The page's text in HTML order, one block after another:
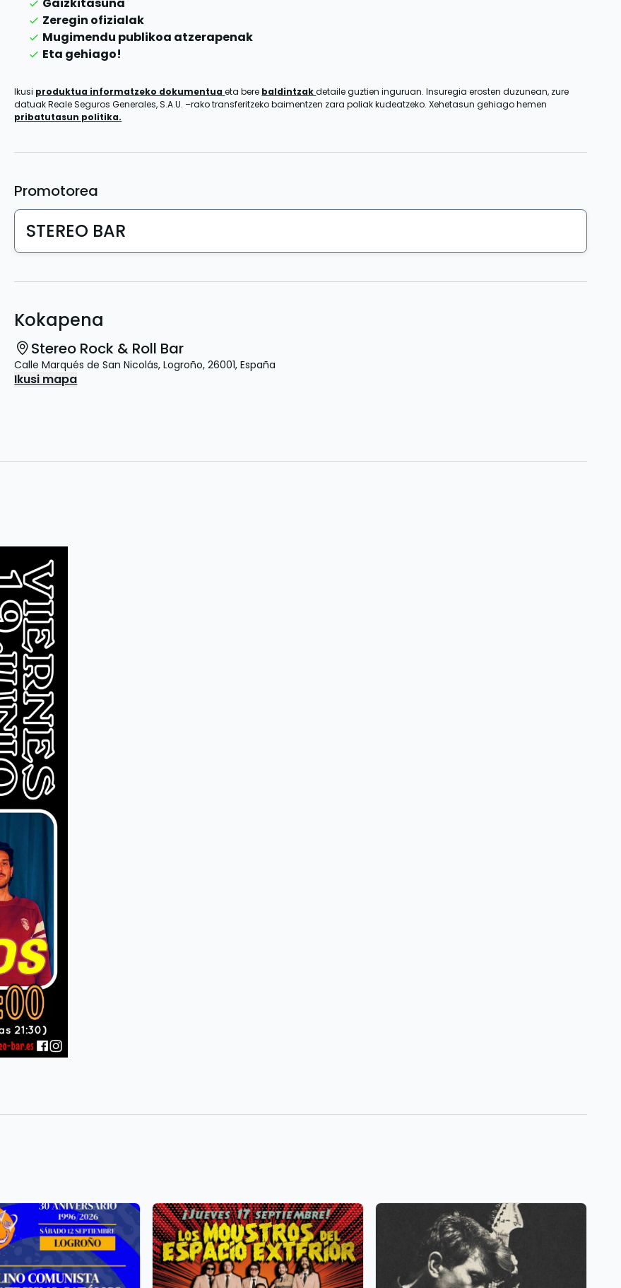
Zeregin ofizialak
Mugimendu publikoa atzerapenak
Eta gehiago!
Ikusi produktua informatzeko dokumentuaeta bere baldintzakdetaile guztien inguruan. Insuregia erosten duzunean, zure
datuak Reale Seguros Generales, S.A.U. –rako transferitzeko baimentzen zara poliak kudeatzeko. Xehetasun gehiago hemen
pribatutasun politika.
Promotorea
STEREO BAR
Kokapena
Stereo Rock & Roll Bar
Calle Marqués de San Nicolás, Logroño, 26001, España
Ikusi mapa